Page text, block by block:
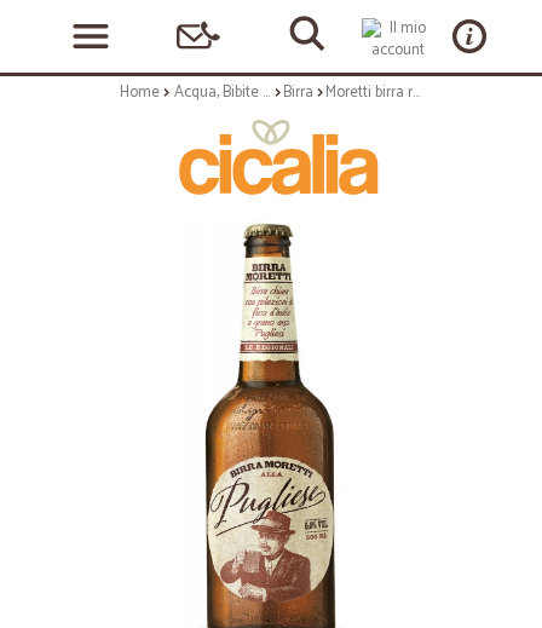
Home Acqua, Bibite e Alcolici Birra Moretti birra regionale pugliese - ml.500